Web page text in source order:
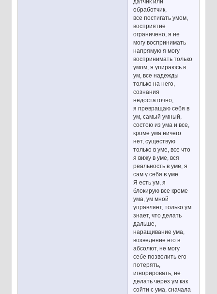
датчик или
обработчик,
все постигать умом,
восприятие
ограничено, я не
могу воспринимать
напрямую я могу
воспринимать только
умом, я упираюсь в
ум, все надежды
только на него,
сознания
недостаточно,
я превращаю себя в
ум, самый умный,
состою из ума и все,
кроме ума ничего
нет, существую
только в уме, все что
я вижу в уме, вся
реальность в уме, я
сам у себя в уме.
Я есть ум, я
блокирую все кроме
ума, ум мной
управляет, только ум
знает, что делать
дальше,
наращивание ума,
возведение его в
абсолют, не могу
себе позволить его
потерять,
игнорировать, не
делать через ум как
сойти с ума, сначала